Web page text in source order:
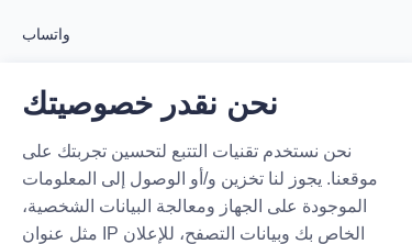
واتساب
نحن نقدر خصوصيتك
نحن نستخدم تقنيات التتبع لتحسين تجربتك على
موقعنا. يجوز لنا تخزين و/أو الوصول إلى المعلومات
الموجودة على الجهاز ومعالجة البيانات الشخصية،
مثل عنوان IP الخاص بك وبيانات التصفح، للإعلان